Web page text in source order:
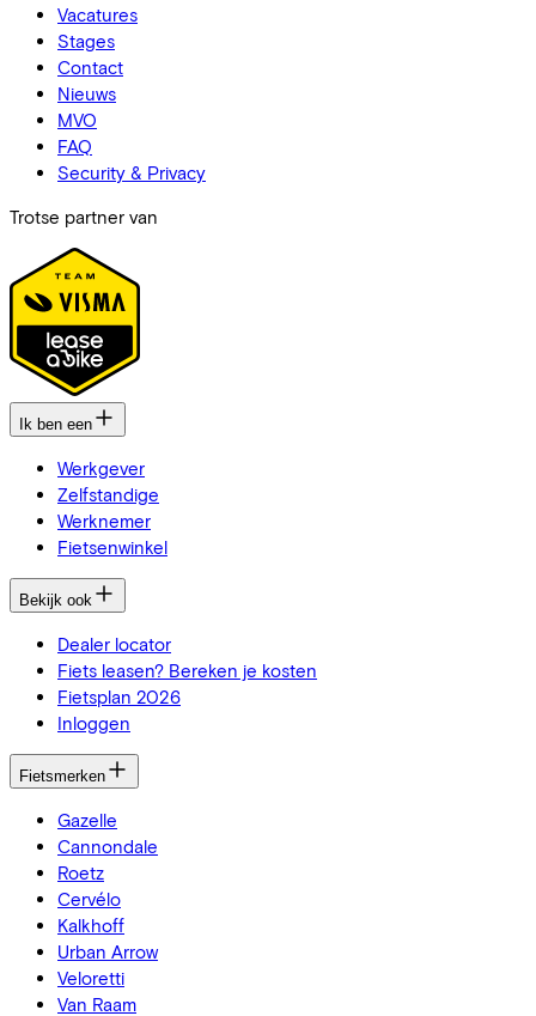
Vacatures
Stages
Contact
Nieuws
MVO
FAQ
Security & Privacy
Trotse partner van
Ik ben een
Werkgever
Zelfstandige
Werknemer
Fietsenwinkel
Bekijk ook
Dealer locator
Fiets leasen? Bereken je kosten
Fietsplan 2026
Inloggen
Fietsmerken
Gazelle
Cannondale
Roetz
Cervélo
Kalkhoff
Urban Arrow
Veloretti
Van Raam